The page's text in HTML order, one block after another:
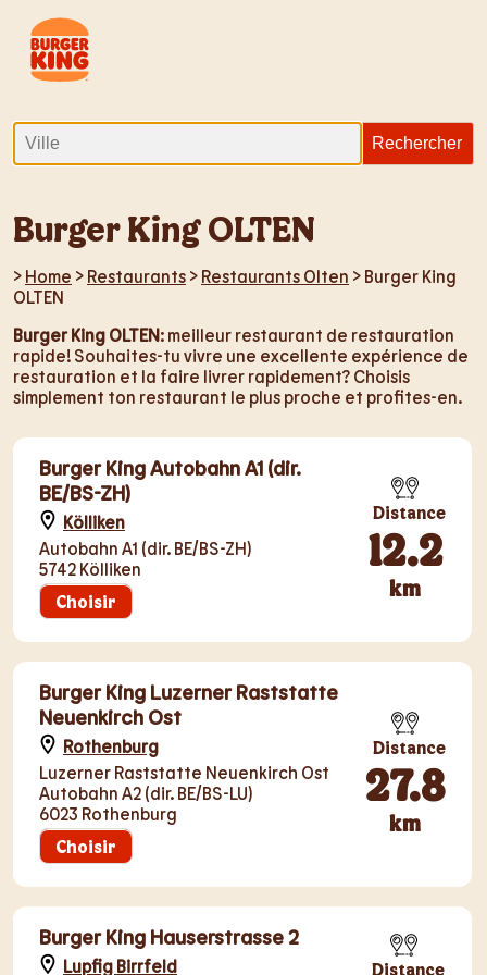
Burger King OLTEN
> Home > Restaurants > Restaurants Olten > Burger King
OLTEN
Burger King OLTEN: meilleur restaurant de restauration
rapide! Souhaites-tu vivre une excellente expérience de
restauration et la faire livrer rapidement? Choisis
simplement ton restaurant le plus proche et profites-en.
Burger King Autobahn A1 (dir.
BE/BS-ZH)
Kölliken
Autobahn A1 (dir. BE/BS-ZH)
5742 Kölliken
Choisir
Distance
12.2
km
Burger King Luzerner Raststatte
Neuenkirch Ost
Rothenburg
Luzerner Raststatte Neuenkirch Ost
Autobahn A2 (dir. BE/BS-LU)
6023 Rothenburg
Choisir
Distance
27.8
km
Burger King Hauserstrasse 2
Lupfig Birrfeld Distance